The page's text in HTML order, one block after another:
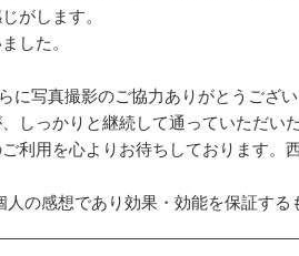
がします。
した。
に写真撮影のご協力ありがとうござ
しっかりと継続して通っていただい
利用を心よりお待ちしております。
人の感想であり効果・効能を保証する